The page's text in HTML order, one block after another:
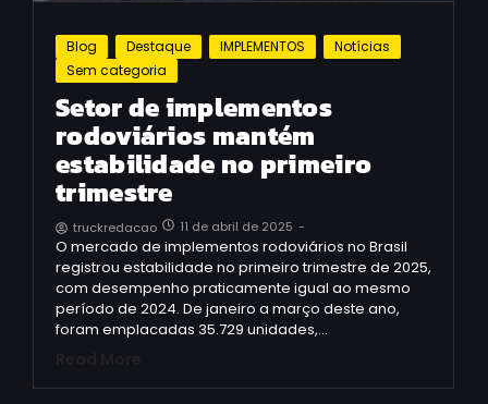
Blog Destaque IMPLEMENTOS
Notícias
Sem categoria
Setor de implementos
rodoviários mantém
estabilidade no primeiro
trimestre
truckredacao 11 de abril de 2025 -
O mercado de implementos rodoviários no Brasil
registrou estabilidade no primeiro trimestre de 2025,
com desempenho praticamente igual ao mesmo
período de 2024. De janeiro a março deste ano,
foram emplacadas 35.729 unidades,…